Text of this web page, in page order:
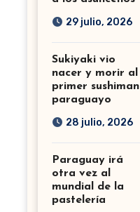
29 julio, 2026
Sukiyaki vio
nacer y morir al
primer sushiman
paraguayo
28 julio, 2026
Paraguay irá
otra vez al
mundial de la
pastelería